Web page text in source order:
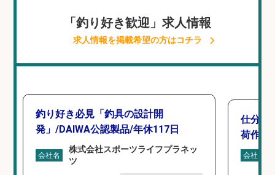
「釣り好き歓迎」求人情報
求人情報を掲載希望の方はコチラ
釣り好き必見「釣具の設計開
発」/DAIWA公認製品/年休117日
会社名
株式会社スポーツライフプラネッ
ツ
仕分け
荷作業
会社名